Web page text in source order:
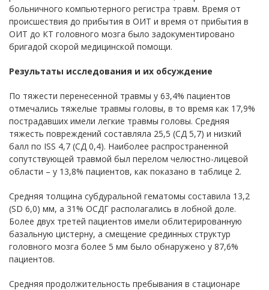
больничного компьютерного регистра травм. Время от
происшествия до прибытия в ОИТ и время от прибытия в
ОИТ до КТ головного мозга было задокументировано
бригадой скорой медицинской помощи.
Результаты исследования и их обсуждение
По тяжести перенесенной травмы у 63,4% пациентов
отмечались тяжелые травмы головы, в то время как 17,9%
пострадавших имели легкие травмы головы. Средняя
тяжесть повреждений составляла 25,5 (СД 5,7) и низкий
балл по ISS 4,7 (СД 0,4). Наиболее распространенной
сопутствующей травмой был перелом челюстно-лицевой
области – у 13,8% пациентов, как показано в таблице 2.
Средняя толщина субдуральной гематомы составила 13,2
(SD 6,0) мм, а 31% ОСДГ располагались в лобной доле.
Более двух третей пациентов имели облитерированную
базальную цистерну, а смещение срединных структур
головного мозга более 5 мм было обнаружено у 87,6%
пациентов.
Средняя продолжительность пребывания в стационаре